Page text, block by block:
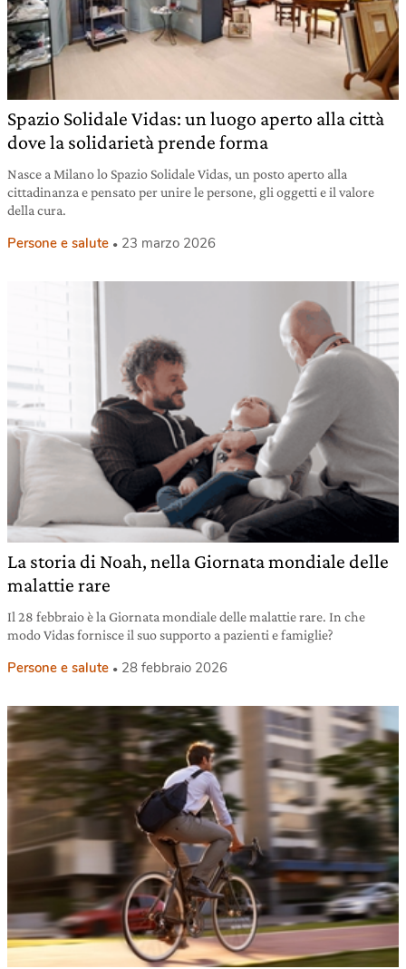
Spazio Solidale Vidas: un luogo aperto alla città
dove la solidarietà prende forma
Nasce a Milano lo Spazio Solidale Vidas, un posto aperto alla
cittadinanza e pensato per unire le persone, gli oggetti e il valore
della cura.
Persone e salute 23 marzo 2026
La storia di Noah, nella Giornata mondiale delle
malattie rare
Il 28 febbraio è la Giornata mondiale delle malattie rare. In che
modo Vidas fornisce il suo supporto a pazienti e famiglie?
Persone e salute 28 febbraio 2026